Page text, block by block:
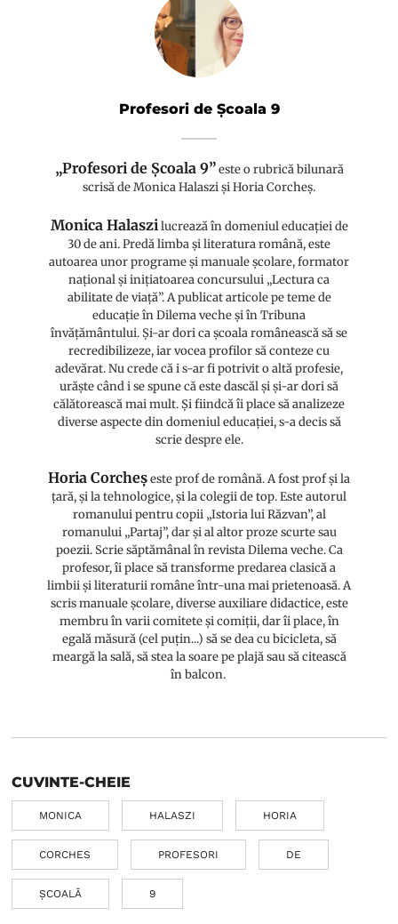
Profesori de Școala 9
„Profesori de Școala 9”este o rubrică bilunară
scrisă de Monica Halaszi și Horia Corcheș.
Monica Halaszilucrează în domeniul educației de
30 de ani. Predă limba și literatura română, este
autoarea unor programe și manuale școlare, formator
național și inițiatoarea concursului „Lectura ca
abilitate de viață”. A publicat articole pe teme de
educație în Dilema veche și în Tribuna
învățământului. Și-ar dori ca școala românească să se
recredibilizeze, iar vocea profilor să conteze cu
adevărat. Nu crede că i s-ar fi potrivit o altă profesie,
urăște când i se spune că este dascăl și și-ar dori să
călătorească mai mult. Și fiindcă îi place să analizeze
diverse aspecte din domeniul educației, s-a decis să
scrie despre ele.
Horia Corcheșeste prof de română. A fost prof și la
țară, și la tehnologice, și la colegii de top. Este autorul
romanului pentru copii „Istoria lui Răzvan”, al
romanului „Partaj”, dar și al altor proze scurte sau
poezii. Scrie săptămânal în revista Dilema veche. Ca
profesor, îi place să transforme predarea clasică a
limbii și literaturii române într-una mai prietenoasă. A
scris manuale școlare, diverse auxiliare didactice, este
membru în varii comitete și comiții, dar îi place, în
egală măsură (cel puțin...) să se dea cu bicicleta, să
meargă la sală, să stea la soare pe plajă sau să citească
în balcon.
CUVINTE-CHEIE
MONICA HALASZI HORIA
CORCHES PROFESORI DE
ȘCOALĂ 9